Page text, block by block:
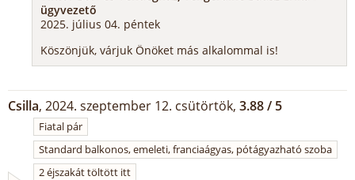
ügyvezető
2025. július 04. péntek
Köszönjük, várjuk Önöket más alkalommal is!
Csilla, 2024. szeptember 12. csütörtök, 3.88 / 5
Fiatal pár
Standard balkonos, emeleti, franciaágyas, pótágyazható szoba
2 éjszakát töltött itt